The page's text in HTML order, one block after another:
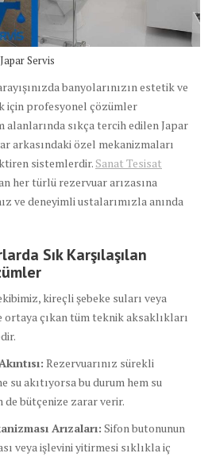
Servis
banyolarınızın estetik ve
için profesyonel çözümler
alanlarında sıkça tercih edilen Japar
arkasındaki özel mekanizmaları
sistemlerdir. Sanat Tesisat
her türlü rezervuar arızasına
ve deneyimli ustalarımızla anında
Sık Karşılaşılan
kireçli şebeke suları veya
ortaya çıkan tüm teknik aksaklıkları
Rezervuarınız sürekli
su akıtıyorsa bu durum hem su
de bütçenize zarar verir.
Arızaları: Sifon butonunun
veya işlevini yitirmesi sıklıkla iç